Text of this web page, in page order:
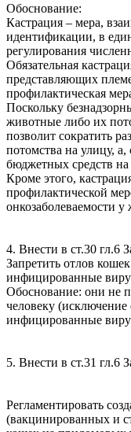
Обоснование:
Кастрация – мера,
идентификации, в
регулирования
Обязательная
представляющих
профилактическая
Поскольку
животные либо их
позволит сократить
потомства на улицу, а,
бюджетных средств
Кроме этого,
профилактической
онкозаболеваемости
4. Внести в ст.30 гл.6
Запретить отлов
инфицированные
Обоснование: они не
человеку
инфицированные
5. Внести в ст.31 гл.6
Регламентировать
(вакцинированных и